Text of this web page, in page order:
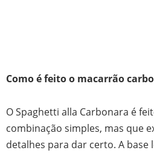
Como é feito o macarrão
O Spaghetti alla Carbonara é
combinação simples, mas que
detalhes para dar certo. A base